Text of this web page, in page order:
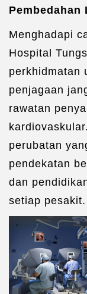
Pembedahan
Menghadapi
Hospital
perkhidmatan
penjagaan
rawatan
perubatan
pendekatan
dan
setiap pesakit.